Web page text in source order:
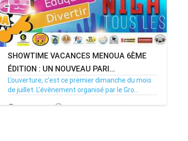
SHOWTIME VACANCES MENOUA 6ÈME
ÉDITION : UN NOUVEAU PARI...
L’ouverture, c’est ce premier dimanche du mois
de juillet. L’évènement organisé par le Gro...
01/07/17 Par MenouActu 1
Devenez infographiste professionnel en 10 jours
de formation pratique. Dschang du 17 au 27
janvier 2022